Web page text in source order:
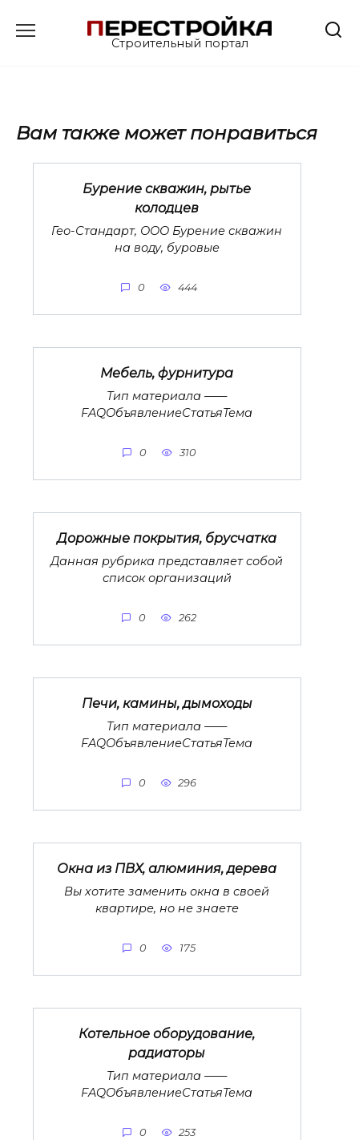
Строительный портал
Вам также может понравиться
Бурение скважин, рытье
колодцев
Гео-Стандарт, ООО Бурение скважин
на воду, буровые
0 444
Мебель, фурнитура
Тип материала ——
FAQОбъявлениеСтатьяТема
0 310
Дорожные покрытия, брусчатка
Данная рубрика представляет собой
список организаций
0 262
Печи, камины, дымоходы
Тип материала ——
FAQОбъявлениеСтатьяТема
0 296
Окна из ПВХ, алюминия, дерева
Вы хотите заменить окна в своей
квартире, но не знаете
0 175
Котельное оборудование,
радиаторы
Тип материала ——
FAQОбъявлениеСтатьяТема
0 253